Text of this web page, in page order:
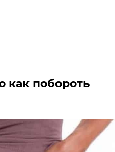
как побороть